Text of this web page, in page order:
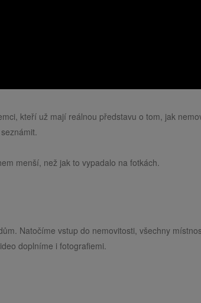
kteří už mají reálnou představu o tom, jak
menší, než jak to vypadalo na fotkách.
Natočíme vstup do nemovitosti, všechny
doplníme i fotografiemi.